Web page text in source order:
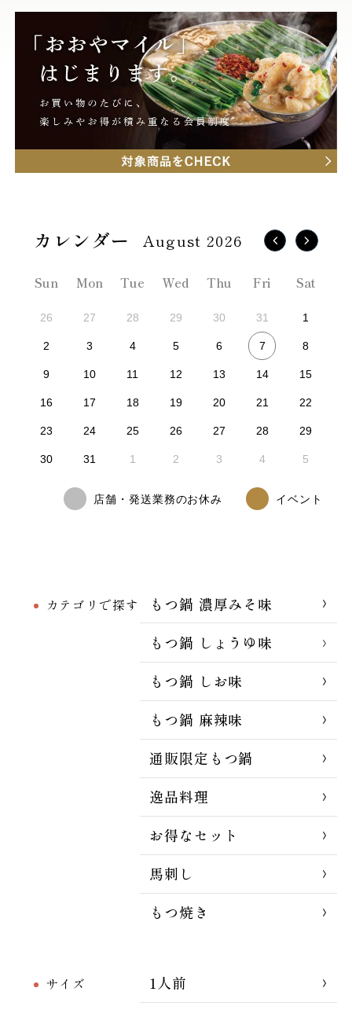
カテゴリで探す
もつ鍋 濃厚みそ味
もつ鍋 しょうゆ味
もつ鍋 しお味
もつ鍋 麻辣味
通販限定もつ鍋
逸品料理
お得なセット
馬刺し
もつ焼き
サイズ
1人前
August 2026
Sun Mon Tue Wed Thu Fri Sat
26 27 28 29 30 31 1
2 3 4 5 6 7 8
9 10 11 12 13 14 15
16 17 18 19 20 21 22
23 24 25 26 27 28 29
30 31 1 2 3 4 5
店舗・発送業務のお休み イベント